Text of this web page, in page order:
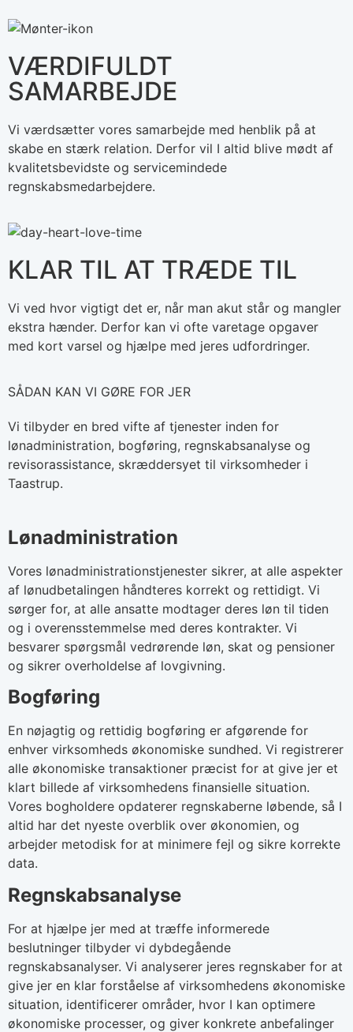
VÆRDIFULDT
SAMARBEJDE
Vi værdsætter vores samarbejde med henblik på at
skabe en stærk relation. Derfor vil I altid blive mødt af
kvalitetsbevidste og servicemindede
regnskabsmedarbejdere.
KLAR TIL AT TRÆDE TIL
Vi ved hvor vigtigt det er, når man akut står og mangler
ekstra hænder. Derfor kan vi ofte varetage opgaver
med kort varsel og hjælpe med jeres udfordringer.
SÅDAN KAN VI GØRE FOR JER
Vi tilbyder en bred vifte af tjenester inden for
lønadministration, bogføring, regnskabsanalyse og
revisorassistance, skræddersyet til virksomheder i
Taastrup.
Lønadministration
Vores lønadministrationstjenester sikrer, at alle aspekter
af lønudbetalingen håndteres korrekt og rettidigt. Vi
sørger for, at alle ansatte modtager deres løn til tiden
og i overensstemmelse med deres kontrakter. Vi
besvarer spørgsmål vedrørende løn, skat og pensioner
og sikrer overholdelse af lovgivning.
Bogføring
En nøjagtig og rettidig bogføring er afgørende for
enhver virksomheds økonomiske sundhed. Vi registrerer
alle økonomiske transaktioner præcist for at give jer et
klart billede af virksomhedens finansielle situation.
Vores bogholdere opdaterer regnskaberne løbende, så I
altid har det nyeste overblik over økonomien, og
arbejder metodisk for at minimere fejl og sikre korrekte
data.
Regnskabsanalyse
For at hjælpe jer med at træffe informerede
beslutninger tilbyder vi dybdegående
regnskabsanalyser. Vi analyserer jeres regnskaber for at
give jer en klar forståelse af virksomhedens økonomiske
situation, identificerer områder, hvor I kan optimere
økonomiske processer, og giver konkrete anbefalinger